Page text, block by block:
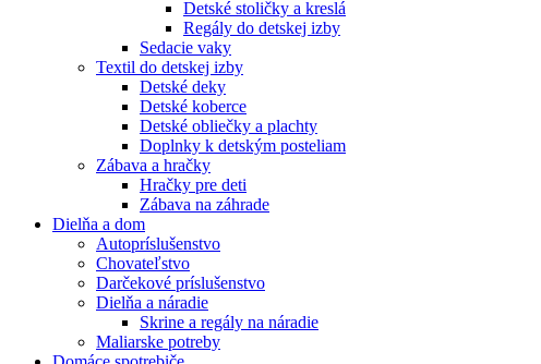
Detské stoličky a kreslá
Regály do detskej izby
Sedacie vaky
Textil do detskej izby
Detské deky
Detské koberce
Detské obliečky a plachty
Doplnky k detským posteliam
Zábava a hračky
Hračky pre deti
Zábava na záhrade
Dielňa a dom
Autopríslušenstvo
Chovateľstvo
Darčekové príslušenstvo
Dielňa a náradie
Skrine a regály na náradie
Maliarske potreby